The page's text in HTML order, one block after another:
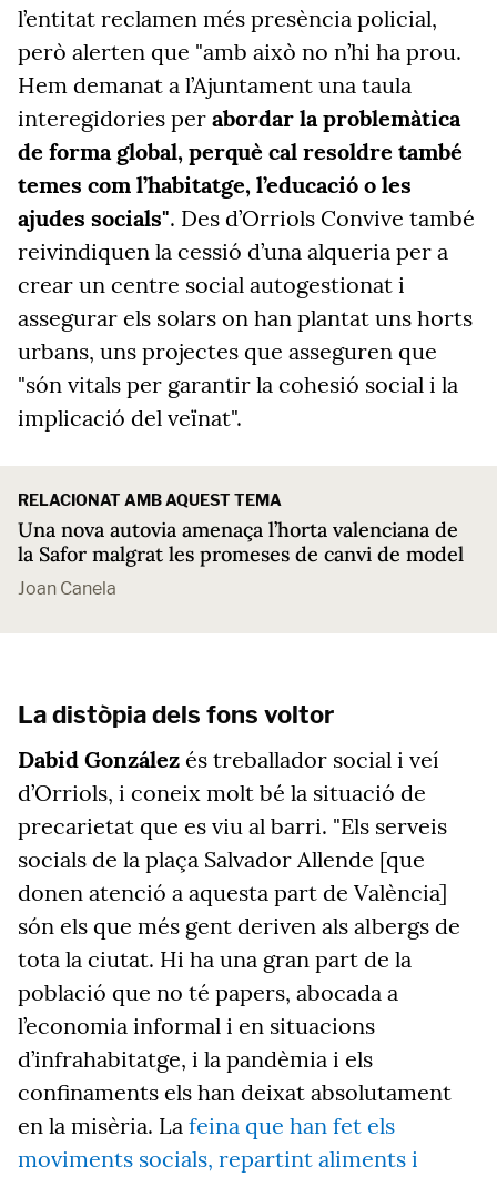
l’entitat reclamen més presència policial,
però alerten que "amb això no n’hi ha prou.
Hem demanat a l’Ajuntament una taula
interegidories per abordar la problemàtica
de forma global, perquè cal resoldre també
temes com l’habitatge, l’educació o les
ajudes socials". Des d’Orriols Convive també
reivindiquen la cessió d’una alqueria per a
crear un centre social autogestionat i
assegurar els solars on han plantat uns horts
urbans, uns projectes que asseguren que
"són vitals per garantir la cohesió social i la
implicació del veïnat".
RELACIONAT AMB AQUEST TEMA
Una nova autovia amenaça l’horta valenciana de
la Safor malgrat les promeses de canvi de model
Joan Canela
La distòpia dels fons voltor
Dabid González és treballador social i veí
d’Orriols, i coneix molt bé la situació de
precarietat que es viu al barri. "Els serveis
socials de la plaça Salvador Allende [que
donen atenció a aquesta part de València]
són els que més gent deriven als albergs de
tota la ciutat. Hi ha una gran part de la
població que no té papers, abocada a
l’economia informal i en situacions
d’infrahabitatge, i la pandèmia i els
confinaments els han deixat absolutament
en la misèria. La feina que han fet els
moviments socials, repartint aliments i